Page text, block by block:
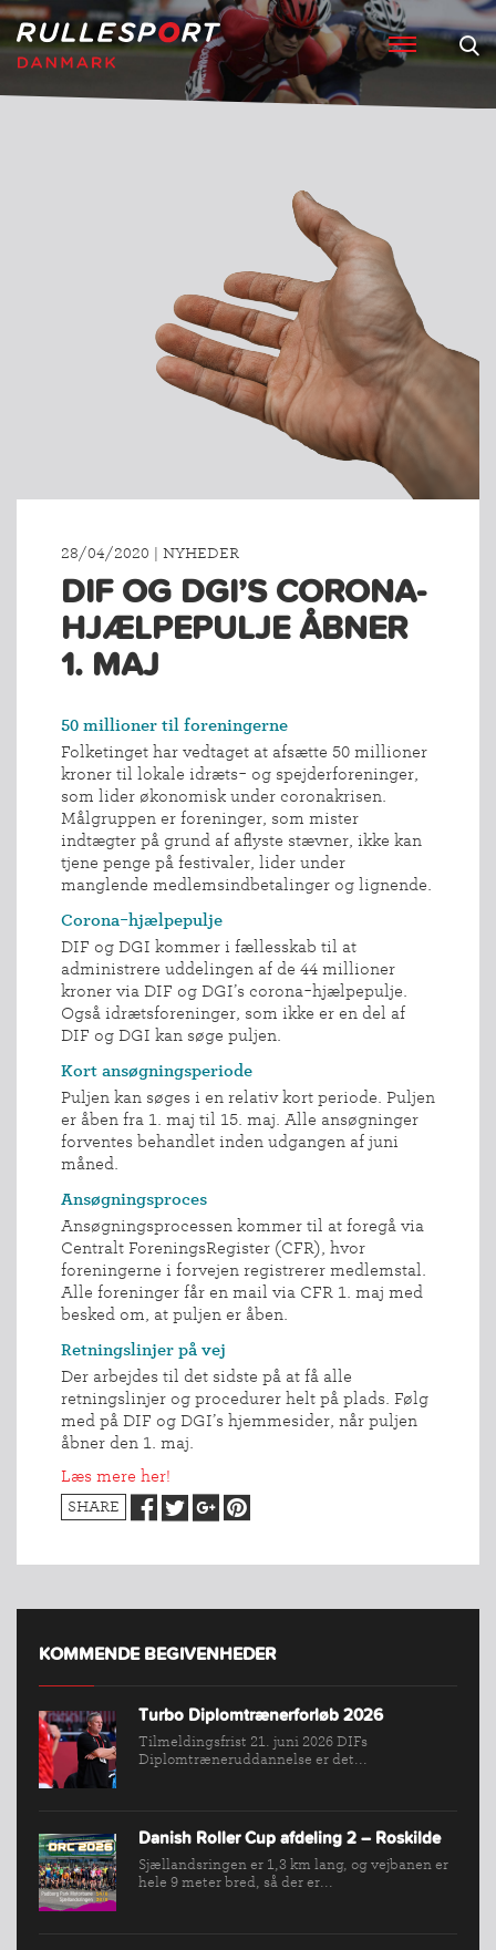
INDMELDELSE
BREDDEPULJE
FIND
FORBUNDET
KONKURRENCER
28/04/2020 | NYHEDER
DIF OG DGI’S CORONA-
HJÆLPEPULJE ÅBNER
1. MAJ
50 millioner til foreningerne
Folketinget har vedtaget at afsætte 50 millioner
kroner til lokale idræts- og spejderforeninger,
som lider økonomisk under coronakrisen.
Målgruppen er foreninger, som mister
indtægter på grund af aflyste stævner, ikke kan
tjene penge på festivaler, lider under
manglende medlemsindbetalinger og lignende.
Corona-hjælpepulje
DIF og DGI kommer i fællesskab til at
administrere uddelingen af de 44 millioner
kroner via DIF og DGI’s corona-hjælpepulje.
Også idrætsforeninger, som ikke er en del af
DIF og DGI kan søge puljen.
Kort ansøgningsperiode
Puljen kan søges i en relativ kort periode. Puljen
er åben fra 1. maj til 15. maj. Alle ansøgninger
forventes behandlet inden udgangen af juni
måned.
Ansøgningsproces
Ansøgningsprocessen kommer til at foregå via
Centralt ForeningsRegister (CFR), hvor
foreningerne i forvejen registrerer medlemstal.
Alle foreninger får en mail via CFR 1. maj med
besked om, at puljen er åben.
Retningslinjer på vej
Der arbejdes til det sidste på at få alle
retningslinjer og procedurer helt på plads. Følg
med på DIF og DGI’s hjemmesider, når puljen
åbner den 1. maj.
Læs mere her!
SHARE
KOMMENDE BEGIVENHEDER
Turbo Diplomtrænerforløb 2026
Tilmeldingsfrist 21. juni 2026 DIFs
Diplomtræneruddannelse er det...
Danish Roller Cup afdeling 2 – Roskilde
Sjællandsringen er 1,3 km lang, og vejbanen er
hele 9 meter bred, så der er...